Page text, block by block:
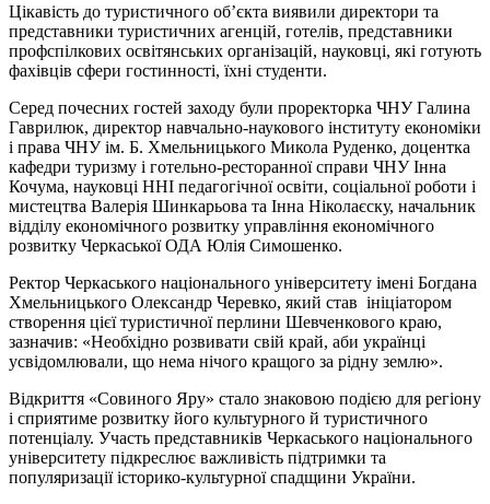
Цікавість до туристичного об’єкта виявили директори та
представники туристичних агенцій, готелів, представники
профспілкових освітянських організацій, науковці, які готують
фахівців сфери гостинності, їхні студенти.
Серед почесних гостей заходу були проректорка ЧНУ Галина
Гаврилюк, директор навчально-наукового інституту економіки
і права ЧНУ ім. Б. Хмельницького Микола Руденко, доцентка
кафедри туризму і готельно-ресторанної справи ЧНУ Інна
Кочума, науковці ННІ педагогічної освіти, соціальної роботи і
мистецтва Валерія Шинкарьова та Інна Ніколаєску, начальник
відділу економічного розвитку управління економічного
розвитку Черкаської ОДА Юлія Симошенко.
Ректор Черкаського національного університету імені Богдана
Хмельницького Олександр Черевко, який став ініціатором
створення цієї туристичної перлини Шевченкового краю,
зазначив: «Необхідно розвивати свій край, аби українці
усвідомлювали, що нема нічого кращого за рідну землю».
Відкриття «Совиного Яру» стало знаковою подією для регіону
і сприятиме розвитку його культурного й туристичного
потенціалу. Участь представників Черкаського національного
університету підкреслює важливість підтримки та
популяризації історико-культурної спадщини України.